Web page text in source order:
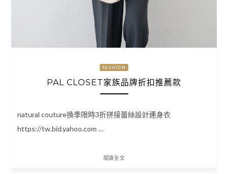
FASHION
PAL CLOSET家族品牌折扣推薦款
natural couture換季限時3折拼接蕾絲設計連身衣
https://tw.bid.yahoo.com …
閱讀全文